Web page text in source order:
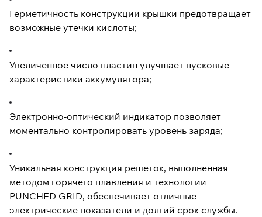
Герметичность конструкции крышки предотвращает
возможные утечки кислоты;
Увеличенное число пластин улучшает пусковые
характеристики аккумулятора;
Электронно-оптический индикатор позволяет
моментально контролировать уровень заряда;
Уникальная конструкция решеток, выполненная
методом горячего плавления и технологии
PUNCHED GRID, обеспечивает отличные
электрические показатели и долгий срок службы.